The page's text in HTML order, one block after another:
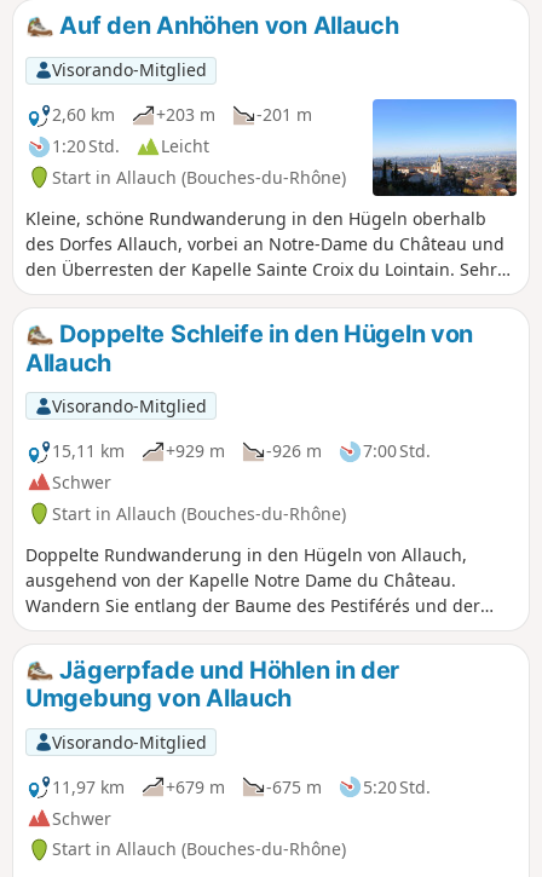
Auf den Anhöhen von Allauch
Visorando-Mitglied
2,60 km
+203 m
-201 m
1:20 Std.
Leicht
Start in Allauch (Bouches-du-Rhône)
Kleine, schöne Rundwanderung in den Hügeln oberhalb
des Dorfes Allauch, vorbei an Notre-Dame du Château und
den Überresten der Kapelle Sainte Croix du Lointain. Sehr
schöne Aussicht auf Allauch und Marseille.
Doppelte Schleife in den Hügeln von
Allauch
Visorando-Mitglied
15,11 km
+929 m -926 m
7:00 Std.
Schwer
Start in Allauch (Bouches-du-Rhône)
Doppelte Rundwanderung in den Hügeln von Allauch,
ausgehend von der Kapelle Notre Dame du Château.
Wandern Sie entlang der Baume des Pestiférés und der
Tête Ronde und machen Sie anschließend einen Aufstieg
zum Pic du Taoumé. Durchqueren Sie anschließend das
Vallon des Escaouprés und beginnen Sie den Aufstieg zum
Gipfel der Grande Tête Rouge und dann zur Pounche des
Escaouprés. Rückkehr über einen ehemaligen
Bauxitsteinbruch am Fuße der Petite Tête Rouge.
Jägerpfade und Höhlen in der
Umgebung von Allauch
Visorando-Mitglied
11,97 km
+679 m -675 m
5:20 Std.
Schwer
Start in Allauch (Bouches-du-Rhône)